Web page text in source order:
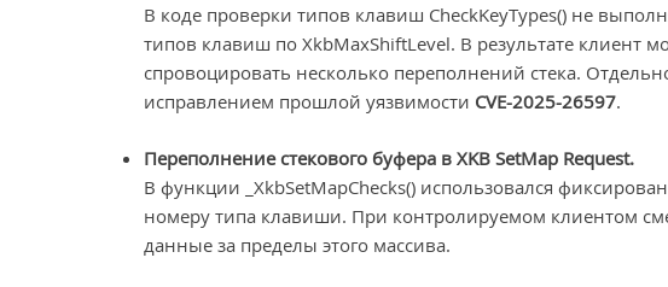
В коде проверки типов клавиш CheckKeyTypes() не
типов клавиш по XkbMaxShiftLevel. В результате клиент
спровоцировать несколько переполнений стека.
исправлением прошлой уязвимости CVE-2025-26597.
Переполнение стекового буфера в XKB SetMap Request.
В функции _XkbSetMapChecks() использовался
номеру типа клавиши. При контролируемом клиентом
данные за пределы этого массива.